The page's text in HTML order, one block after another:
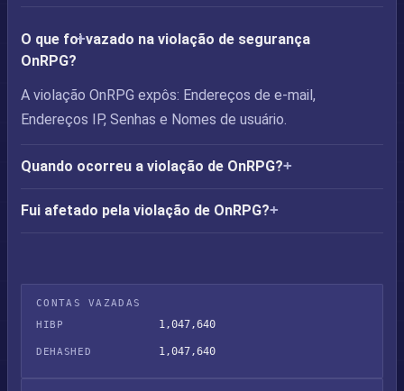
O que foi vazado na violação de segurança
OnRPG?
A violação OnRPG expôs: Endereços de e-mail,
Endereços IP, Senhas e Nomes de usuário.
Quando ocorreu a violação de OnRPG?
Fui afetado pela violação de OnRPG?
CONTAS VAZADAS
HIBP
1,047,640
DEHASHED 1,047,640